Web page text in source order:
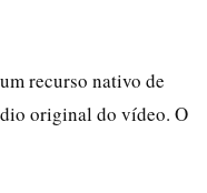
recurso nativo de
original do vídeo. O